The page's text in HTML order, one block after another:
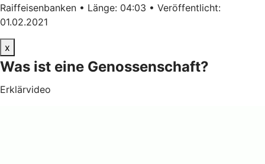
Raiffeisenbanken • Länge: 04:03 • Veröffentlicht:
01.02.2021
x
Was ist eine Genossenschaft?
Erklärvideo